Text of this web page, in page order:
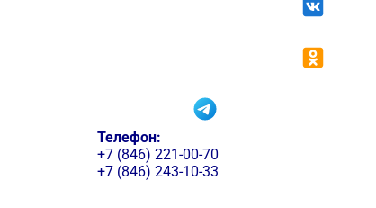
Телефон:
+7 (846) 221-00-70
+7 (846) 243-10-33